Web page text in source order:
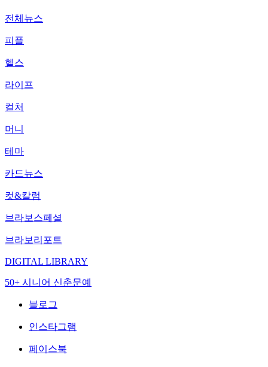
전체뉴스
피플
헬스
라이프
컬처
머니
테마
카드뉴스
컷&칼럼
브라보스페셜
브라보리포트
DIGITAL LIBRARY
50+ 시니어 신춘문예
블로그
인스타그램
페이스북